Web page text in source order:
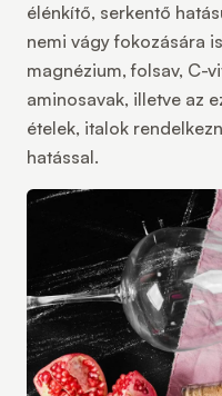
élénkítő, serkentő
nemi vágy fokozására
magnézium, folsav, C-
aminosavak, illetve az
ételek, italok
hatással.